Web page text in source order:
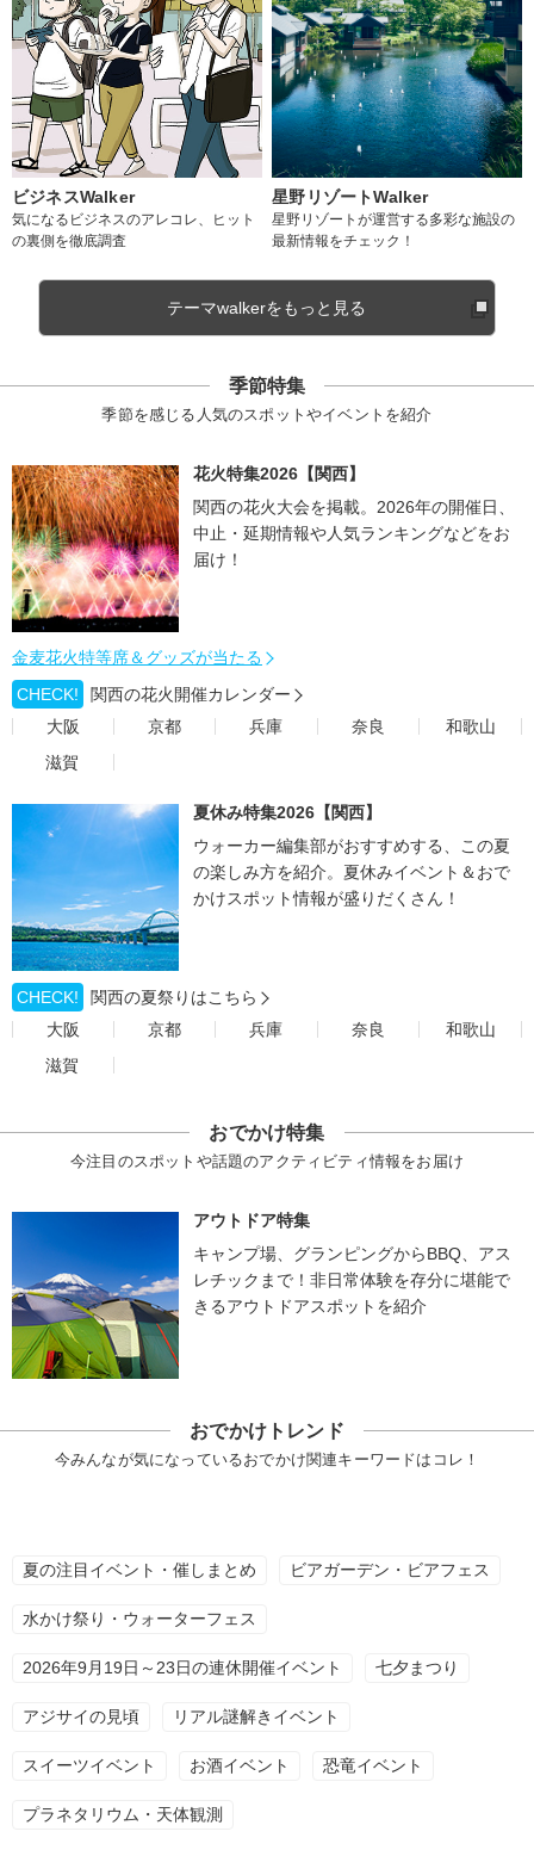
ビジネスWalker
気になるビジネスのアレコレ、ヒット
の裏側を徹底調査
星野リゾートWalker
星野リゾートが運営する多彩な施設の
最新情報をチェック！
テーマwalkerをもっと見る
季節特集
季節を感じる人気のスポットやイベントを紹介
花火特集2026【関西】
関西の花火大会を掲載。2026年の開催日、
中止・延期情報や人気ランキングなどをお
届け！
金麦花火特等席＆グッズが当たる
CHECK!
関西の花火開催カレンダー
大阪
京都 兵庫 奈良
和歌山
滋賀
夏休み特集2026【関西】
ウォーカー編集部がおすすめする、この夏
の楽しみ方を紹介。夏休みイベント＆おで
かけスポット情報が盛りだくさん！
CHECK!
関西の夏祭りはこちら
大阪
京都 兵庫 奈良
和歌山
滋賀
おでかけ特集
今注目のスポットや話題のアクティビティ情報をお届け
アウトドア特集
キャンプ場、グランピングからBBQ、アス
レチックまで！非日常体験を存分に堪能で
きるアウトドアスポットを紹介
おでかけトレンド
今みんなが気になっているおでかけ関連キーワードはコレ！
夏の注目イベント・催しまとめ ビアガーデン・ビアフェス
水かけ祭り・ウォーターフェス
2026年9月19日～23日の連休開催イベント 七夕まつり
アジサイの見頃 リアル謎解きイベント
スイーツイベント お酒イベント 恐竜イベント
プラネタリウム・天体観測